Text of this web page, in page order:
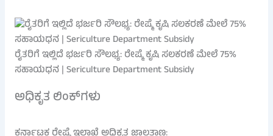
ರೈತರಿಗೆ ಇಲ್ಲಿದೆ ಭರ್ಜರಿ ಸೌಲಭ್ಯ: ರೇಷ್ಮೆ ಕೃಷಿ ಸಲಕರಣೆ ಮೇಲೆ 75%
ಸಹಾಯಧನ | Sericulture Department Subsidy
ಅಧಿಕೃತ ಲಿಂಕ್‌ಗಳು